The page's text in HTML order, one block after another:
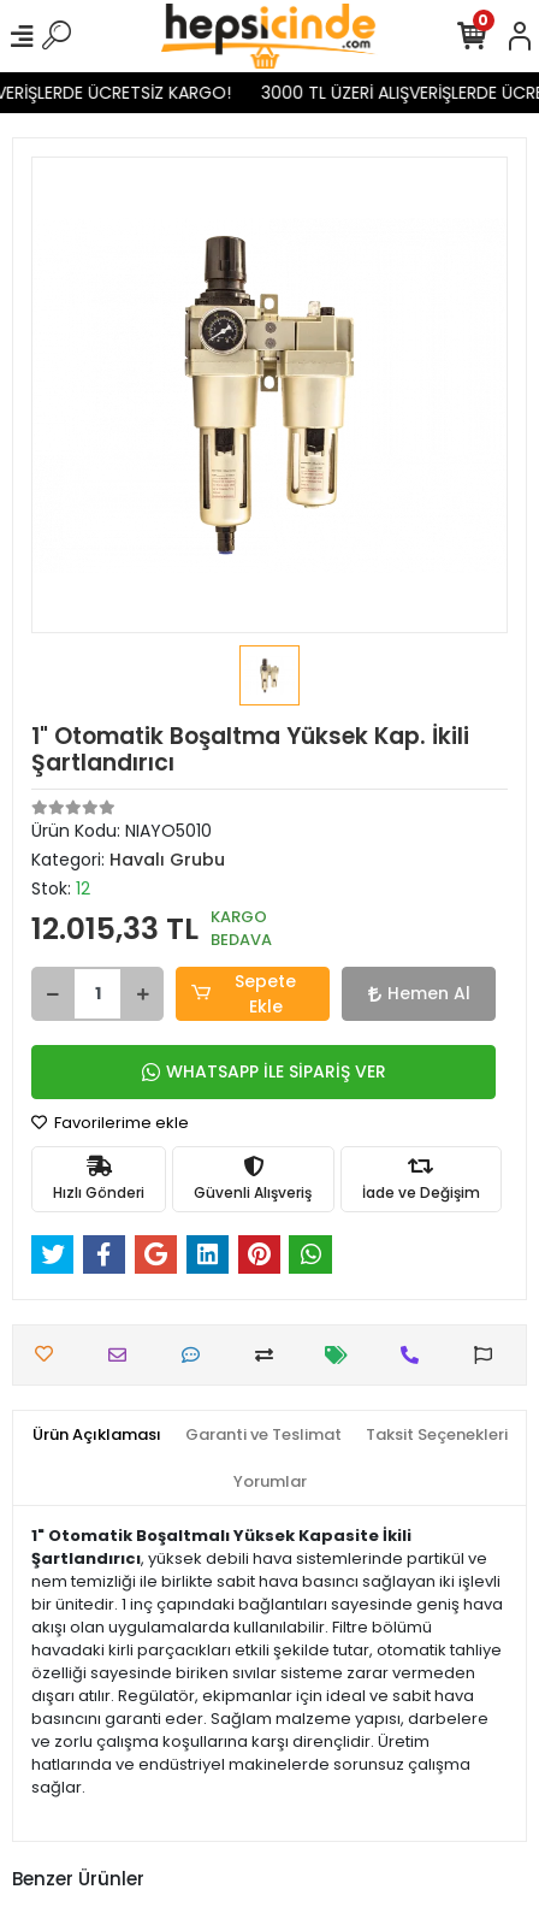
ÜCRETSİZ KARGO! 3000 TL ÜZERİ ALIŞVERİŞLERDE
0
1" Otomatik Boşaltma Yüksek Kap. İkili
Şartlandırıcı
Ürün Kodu: NIAYO5010
Kategori: Havalı Grubu
Stok: 12
12.015,33 TL KARGO
BEDAVA
Sepete
Ekle
Hemen Al
WHATSAPP İLE SİPARİŞ VER
Favorilerime ekle
Hızlı Gönderi Güvenli Alışveriş İade ve Değişim
Ürün Açıklaması Garanti ve Teslimat Taksit Seçenekleri
Yorumlar
1" Otomatik Boşaltmalı Yüksek Kapasite İkili
Şartlandırıcı, yüksek debili hava sistemlerinde partikül ve
nem temizliği ile birlikte sabit hava basıncı sağlayan iki işlevli
bir ünitedir. 1 inç çapındaki bağlantıları sayesinde geniş hava
akışı olan uygulamalarda kullanılabilir. Filtre bölümü
havadaki kirli parçacıkları etkili şekilde tutar, otomatik tahliye
özelliği sayesinde biriken sıvılar sisteme zarar vermeden
dışarı atılır. Regülatör, ekipmanlar için ideal ve sabit hava
basıncını garanti eder. Sağlam malzeme yapısı, darbelere
ve zorlu çalışma koşullarına karşı dirençlidir. Üretim
hatlarında ve endüstriyel makinelerde sorunsuz çalışma
sağlar.
Benzer Ürünler